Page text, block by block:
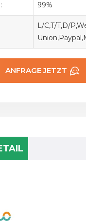
99%
L/C,T/T,D/
ANFRAGE JETZT